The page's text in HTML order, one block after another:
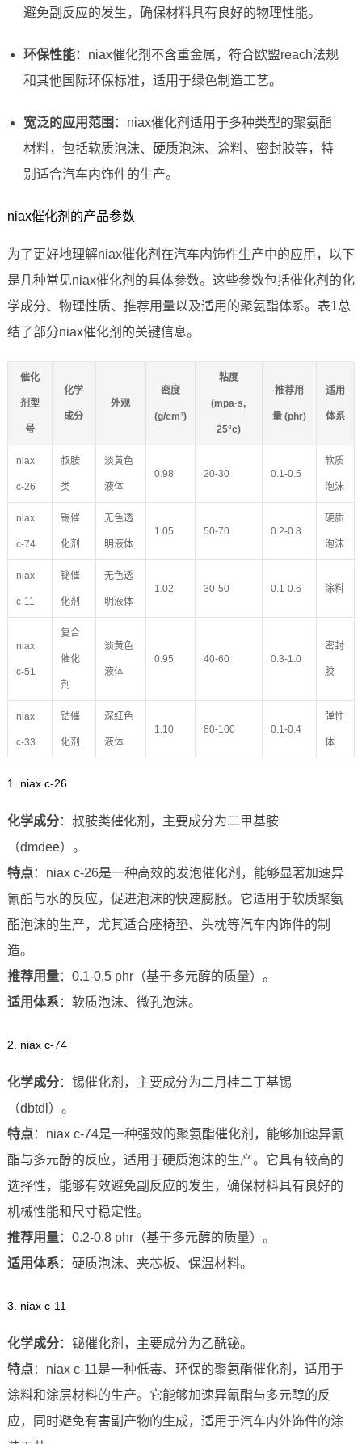
避免副反应的发生，确保材料具有良好的物理性能。
环保性能：niax催化剂不含重金属，符合欧盟reach法规
和其他国际环保标准，适用于绿色制造工艺。
宽泛的应用范围 ：niax催化剂适用于多种类型的聚氨酯
材料，包括软质泡沫、硬质泡沫、涂料、密封胶等，特
别适合汽车内饰件的生产。
niax催化剂的产品参数
为了更好地理解niax催化剂在汽车内饰件生产中的应用，以下
是几种常见niax催化剂的具体参数。这些参数包括催化剂的化
学成分、物理性质、推荐用量以及适用的聚氨酯体系。表1总
结了部分niax催化剂的关键信息。
催化
剂型
号
化学
成分
外观
密度
(g/cm³)
粘度
(mpa·s,
25°c)
推荐用
量 (phr)
适用
体系
niax
c-26
叔胺
类
淡黄色
液体
0.98 20-30 0.1-0.5
软质
泡沫
niax
c-74
锡催
化剂
无色透
明液体
1.05 50-70 0.2-0.8
硬质
泡沫
niax
c-11
铋催
化剂
无色透
明液体
1.02 30-50 0.1-0.6 涂料
niax
c-51
复合
催化
剂
淡黄色
液体
0.95 40-60 0.3-1.0
密封
胶
niax
c-33
钴催
化剂
深红色
液体
1.10 80-100 0.1-0.4
弹性
体
1. niax c-26
化学成分：叔胺类催化剂，主要成分为二甲基胺
（dmdee）。
特点：niax c-26是一种高效的发泡催化剂，能够显著加速异
氰酯与水的反应，促进泡沫的快速膨胀。它适用于软质聚氨
酯泡沫的生产，尤其适合座椅垫、头枕等汽车内饰件的制
造。
推荐用量：0.1-0.5 phr（基于多元醇的质量）。
适用体系：软质泡沫、微孔泡沫。
2. niax c-74
化学成分：锡催化剂，主要成分为二月桂二丁基锡
（dbtdl）。
特点：niax c-74是一种强效的聚氨酯催化剂，能够加速异氰
酯与多元醇的反应，适用于硬质泡沫的生产。它具有较高的
选择性，能够有效避免副反应的发生，确保材料具有良好的
机械性能和尺寸稳定性。
推荐用量：0.2-0.8 phr（基于多元醇的质量）。
适用体系：硬质泡沫、夹芯板、保温材料。
3. niax c-11
化学成分：铋催化剂，主要成分为乙酰铋。
特点：niax c-11是一种低毒、环保的聚氨酯催化剂，适用于
涂料和涂层材料的生产。它能够加速异氰酯与多元醇的反
应，同时避免有害副产物的生成，适用于汽车内外饰件的涂